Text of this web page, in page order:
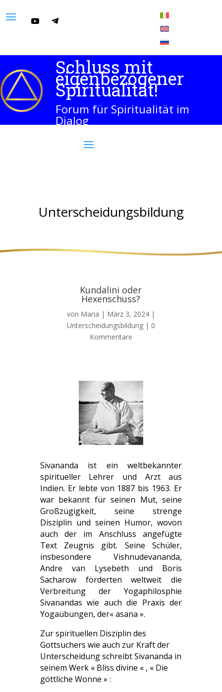
Schluss mit
eigenbezogener
Spiritualität!
Forum für Spiritualität im
Dialog
Unterscheidungsbildung
Kundalini oder
Hexenschuss?
von Maria | März 3, 2024|
Unterscheidungsbildung| 0
Kommentare
Sivananda ist ein weltbekannter
spiritueller Lehrer und Arzt aus
Indien. Er lebte von 1887 bis 1963. Er
war bekannt für seinen Mut, seine
Großzügigkeit, seine strenge
Disziplin und seinen Humor, wovon
auch der im Anschluss angefügte
Text Zeugnis gibt. Seine Schüler,
insbesondere Vishnudevananda,
Andre van Lysebeth und Boris
Sacharow förderten weltweit die
Verbreitung der Yogaphilosphie
Sivanandas wie auch die Praxis der
Yogaübungen, der« asana ».
Zur spirituellen Disziplin des
Gottsuchers wie auch zur Kraft der
Unterscheidung schreibt Sivananda in
seinem Werk « Bliss divine « , « Die
göttliche Wonne » :